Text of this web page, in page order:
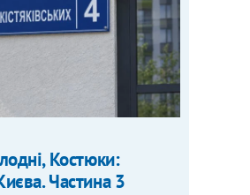
Костюки:
Частина 3